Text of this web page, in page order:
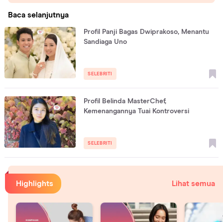
Baca selanjutnya
Profil Panji Bagas Dwiprakoso, Menantu
Sandiaga Uno
SELEBRITI
Profil Belinda MasterChef,
Kemenangannya Tuai Kontroversi
SELEBRITI
Highlights Lihat semua